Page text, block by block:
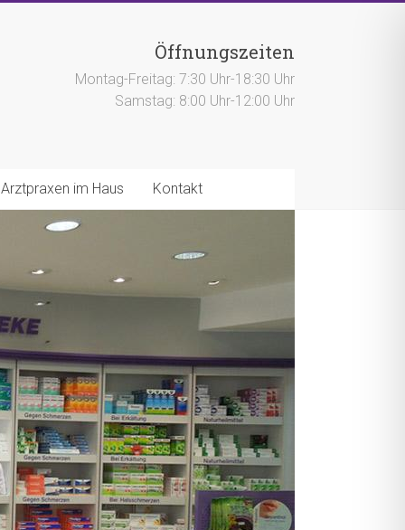
Öffnungszeiten
Montag-Freitag: 7:30 Uhr-18:30 Uhr
Samstag: 8:00 Uhr-12:00 Uhr
Arztpraxen im Haus Kontakt